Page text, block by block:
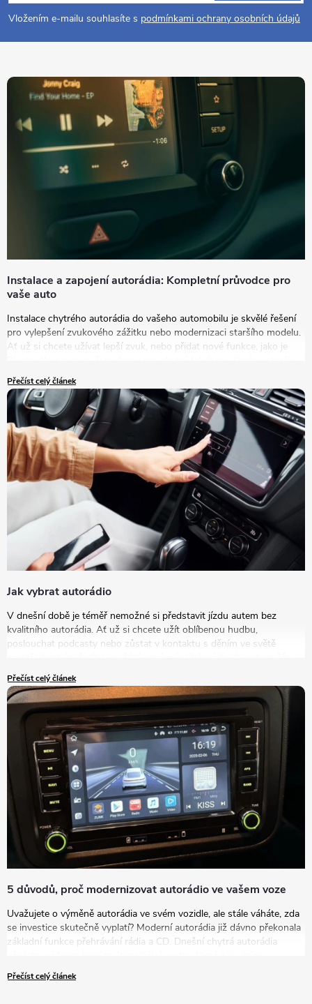
p
a
t
Vložením e-mailu souhlasíte s podmínkami ochrany osobních údajů
Instalace a zapojení autorádia: Kompletní průvodce pro
vaše auto
Instalace chytrého autorádia do vašeho automobilu je skvělé řešení
pro vylepšení zvukového zážitku nebo modernizaci staršího modelu.
Ať už si chcete užívat lepší zvuk, nebo přidat nové funkce, jako je
autorádia za nový model je tou správnou volbou.
Přečíst celý článek
Jak vybrat autorádio
V dnešní době je téměř nemožné si představit jízdu autem bez
kvalitního autorádia. Ať už si chcete užít oblíbenou hudbu,
poslouchat podcasty nebo zůstat v kontaktu s děním ve světě
výrazně zlepšit vaše zážitky na cestách. V tomto článku se podrobně
podíváme na to, jak vybrat autorádio, které bude nejlépe vyhovovat
vašim potřebám a představám.
Přečíst celý článek
5 důvodů, proč modernizovat autorádio ve vašem voze
Uvažujete o výměně autorádia ve svém vozidle, ale stále váháte, zda
se investice skutečně vyplatí? Moderní autorádia již dávno překonala
základní funkce přehrávání rádia a CD. Dnešní chytrá autorádia
způsobem zvyšují komfort, bezpečnost i zábavu během každé jízdy.
V tomto článku vám představíme pět přesvědčivých důvodů, proč
Přečíst celý článek